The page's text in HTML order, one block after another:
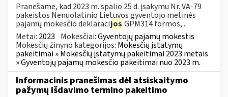
Pranešame, kad 2023 m. spalio 25 d. įsakymu Nr. VA-79
pakeistos Nenuolatinio Lietuvos gyventojo metinės
pajamų mokesčio deklaracijos GPM314 formos,...
Metai: 2023 Mokesčiai:Gyventojų pajamų mokestis
Mokesčių žinyno kategorijos: Mokesčių įstatymų
pakeitimai » Mokesčių įstatymų pakeitimai 2023 metais
» Gyventojų pajamų mokesčio pakeitimai nuo 2023 m.
Informacinis pranešimas dėl atsiskaitymo
pažymų išdavimo termino pakeitimo